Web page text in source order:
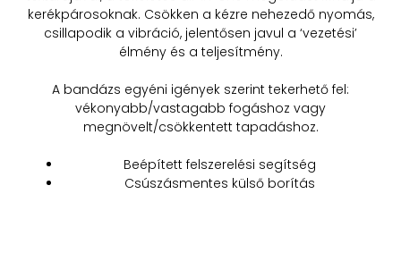
kerékpárosoknak. Csökken a kézre nehezedő nyomás,
csillapodik a vibráció, jelentősen javul a ‘vezetési’
élmény és a teljesítmény.
A bandázs egyéni igények szerint tekerhető fel:
vékonyabb/vastagabb fogáshoz vagy
megnövelt/csökkentett tapadáshoz.
Beépített felszerelési segítség
Csúszásmentes külső borítás